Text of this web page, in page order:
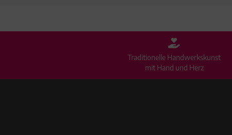
Traditionelle Handwerkskunst
mit Hand und Herz